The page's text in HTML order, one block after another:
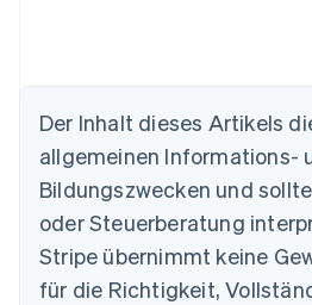
Der Inhalt dieses Artikels
allgemeinen Informations-
Bildungszwecken und
oder Steuerberatung
Stripe übernimmt keine
für die Richtigkeit,
Australien
English
Belgien
Nederlands Français DeutschEnglish
Brasilien
PortuguêsEnglish